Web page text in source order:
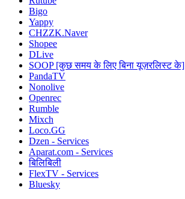
Bigo
Yappy
CHZZK.Naver
Shopee
DLive
SOOP [कुछ समय के लिए बिना यूज़रलिस्ट के]
PandaTV
Nonolive
Openrec
Rumble
Mixch
Loco.GG
Dzen - Services
Aparat.com - Services
बिलिबिली
FlexTV - Services
Bluesky